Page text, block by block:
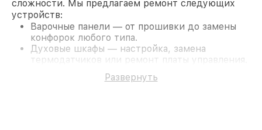
сложности. Мы предлагаем ремонт следующих
устройств:
Варочные панели — от прошивки до замены
конфорок любого типа.
Духовые шкафы — настройка, замена
термодатчиков или ремонт платы управления.
Кофемашины — очистка заварочного блока,
диагностика гидросистемы и ремонт
Развернуть